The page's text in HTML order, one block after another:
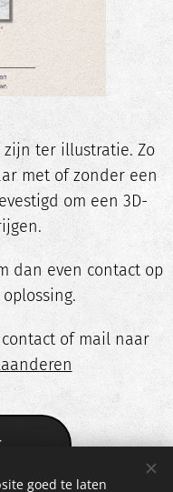
ter illustratie. Zo
met of zonder een
om een 3D-
dan even contact op
of mail naar
goed te laten